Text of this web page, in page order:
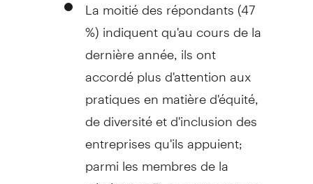
%) indiquent qu'au cours de la
dernière année, ils ont
accordé plus d'attention aux
pratiques en matière d'équité,
de diversité et d'inclusion des
entreprises qu'ils appuient;
parmi les membres de la